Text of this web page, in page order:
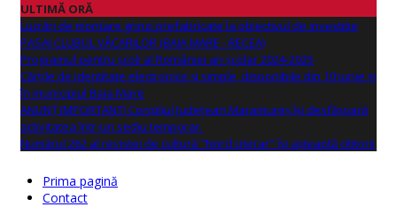
ULTIMĂ ORĂ
Lucrări de montare grinzi prefabricate la obiectivul de investitie
PASAJ CLUBUL VĂCARILOR (BAIA MARE - RECEA)
Programul pentru școli al României an școlar 2024-2025
Cărțile de identitate electronice și simple, disponibile din 10 iunie și
în municipiul Baia Mare
ANUNŢ IMPORTANT! Consiliul Județean Maramureș își desfășoară
activitatea într-un sediu temporar.
Numărul 262 al revistei de cultură "Nord Literar" își așteaptă cititorii
Prima pagină
Contact